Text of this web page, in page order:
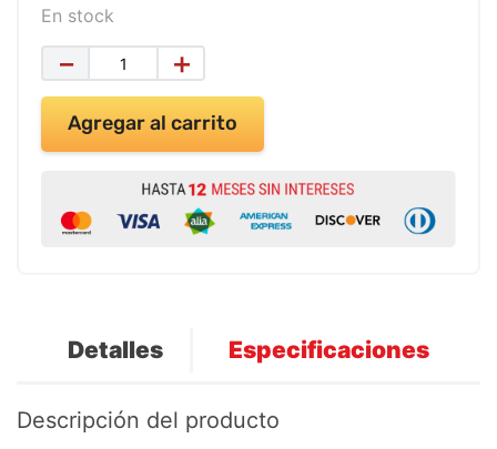
En stock
＋
－
Agregar al carrito
Detalles Especificaciones
Descripción del producto